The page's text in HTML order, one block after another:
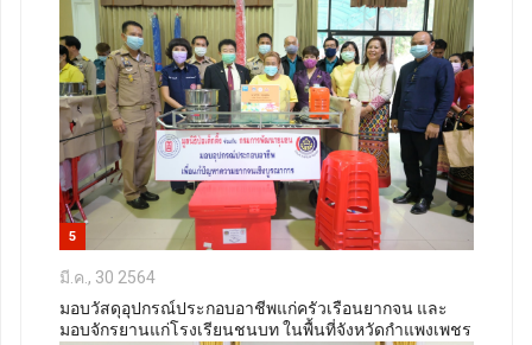
5
มี.ค., 30 2564
มอบวัสดุอุปกรณ์ประกอบอาชีพแก่ครัวเรือนยากจน และ
มอบจักรยานแก่โรงเรียนชนบท ในพื้นที่จังหวัดกำแพงเพชร